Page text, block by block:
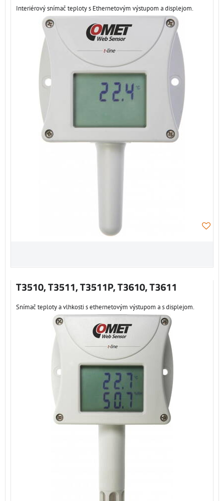
Interiérový snímač teploty s Ethernetovým výstupom a displejom.
T3510, T3511, T3511P, T3610, T3611
Snímač teploty a vlhkosti s ethernetovým výstupom a s displejom.